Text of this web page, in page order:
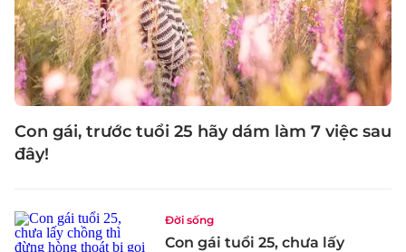
Con gái, trước tuổi 25 hãy dám làm 7 việc sau
đây!
Đời sống
Con gái tuổi 25, chưa lấy